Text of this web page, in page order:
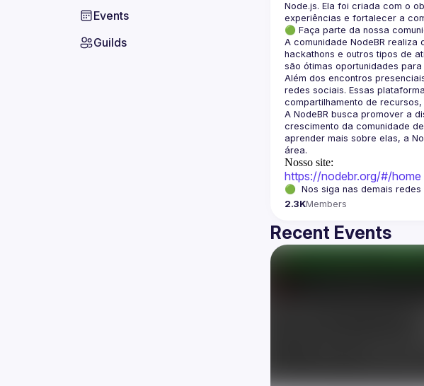
Events
Guilds
Node.js. Ela foi criada com o
🟢 Faça parte da nossa
A comunidade NodeBR
hackathons e outros tipos de
Além dos encontros
redes sociais. Essas
A NodeBR busca promover a
crescimento da comunidade
aprender mais sobre elas, a
Nosso site:
https://nodebr.org/#/home
🟢  Nos siga nas demais redes
2.3KMembers
Recent Events